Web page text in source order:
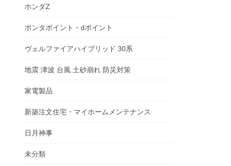
ホンダZ
ポンタポイント・dポイント
ヴェルファイアハイブリッド 30系
地震 津波 台風 土砂崩れ 防災対策
家電製品
新築注文住宅・マイホームメンテナンス
日月神事
未分類